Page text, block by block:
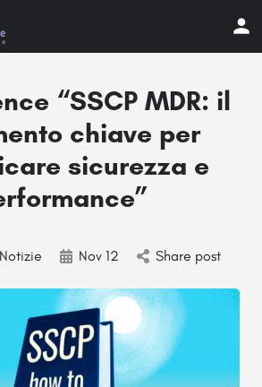
“SSCP MDR: il
chiave per
sicurezza e
Notizie Nov 12 Share post